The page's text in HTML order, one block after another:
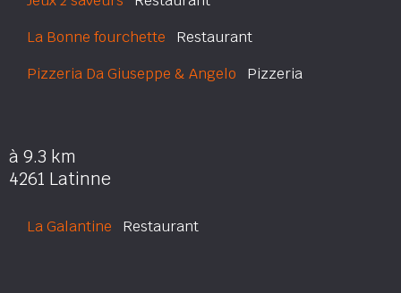
La Bonne fourchette Restaurant
Pizzeria Da Giuseppe & Angelo Pizzeria
à 9.3 km
4261 Latinne
La Galantine Restaurant